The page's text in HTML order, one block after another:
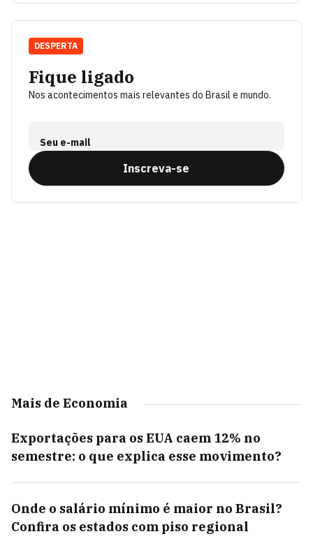
Fique ligado
Nos acontecimentos mais relevantes do Brasil e mundo.
Seu e-mail
Inscreva-se
DESPERTA
Mais de Economia
Exportações para os EUA caem 12% no
semestre: o que explica esse movimento?
Onde o salário mínimo é maior no Brasil?
Confira os estados com piso regional